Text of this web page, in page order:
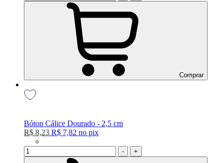
Comprar
Bóton Cálice Dourado - 2,5 cm
R$ 8,23 R$ 7,82 no pix
- +